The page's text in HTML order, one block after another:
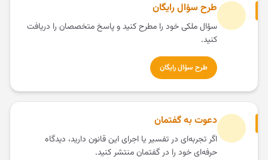
طرح سؤال رایگان
سؤال ملکی خود را مطرح کنید و پاسخ متخصصان را دریافت
کنید.
طرح سؤال رایگان
دعوت به گفتمان
اگر تجربه‌ای در تفسیر یا اجرای این قانون دارید، دیدگاه
حرفه‌ای خود را در گفتمان منتشر کنید.